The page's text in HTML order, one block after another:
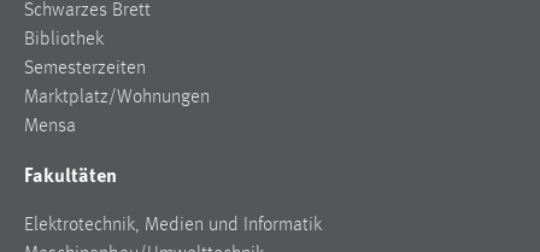
Schwarzes Brett
Bibliothek
Semesterzeiten
Marktplatz/Wohnungen
Mensa
Fakultäten
Elektrotechnik, Medien und Informatik